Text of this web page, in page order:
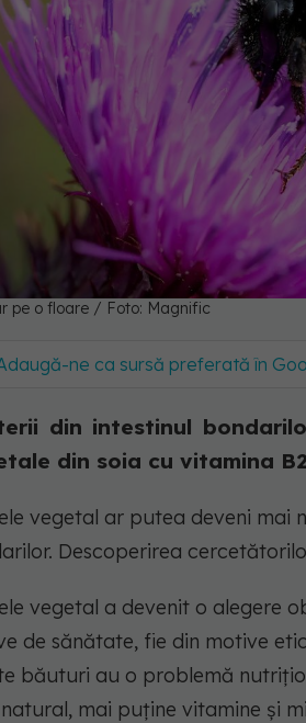
pe o floare / Foto: Magnific
ne ca sursă preferată în
din intestinul
din soia cu vitamina
vegetal ar putea deveni mai
Descoperirea
vegetal a devenit o alegere
de sănătate, fie din motive
băuturi au o problemă
mai puține vitamine și